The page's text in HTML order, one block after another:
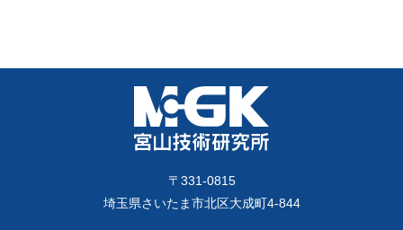
〒331-0815
埼玉県さいたま市北区大成町4-844